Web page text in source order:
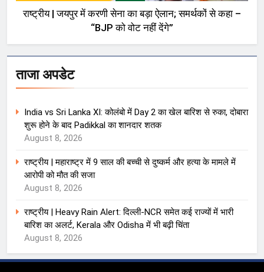
राष्ट्रीय | जयपुर में करणी सेना का बड़ा ऐलान; समर्थकों से कहा –
“BJP को वोट नहीं देंगे”
ताजा अपडेट
India vs Sri Lanka XI: कोलंबो में Day 2 का खेल बारिश से रुका, दोबारा
शुरू होने के बाद Padikkal का शानदार शतक
August 8, 2026
राष्ट्रीय | महाराष्ट्र में 9 साल की बच्ची से दुष्कर्म और हत्या के मामले में
आरोपी को मौत की सजा
August 8, 2026
राष्ट्रीय | Heavy Rain Alert: दिल्ली-NCR समेत कई राज्यों में भारी
बारिश का अलर्ट, Kerala और Odisha में भी बढ़ी चिंता
August 8, 2026